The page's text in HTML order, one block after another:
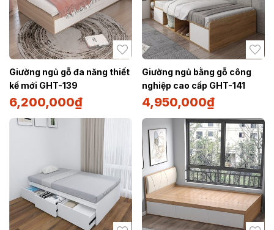
Giường ngủ gỗ đa năng thiết
kế mới GHT-139
6,200,000₫
Giường ngủ bằng gỗ công
nghiệp cao cấp GHT-141
4,950,000₫